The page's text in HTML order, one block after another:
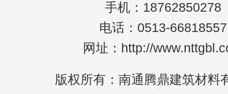
手机：18762850278
电话：0513-66818557
网址：http://
版权所有：南通腾鼎建筑材料